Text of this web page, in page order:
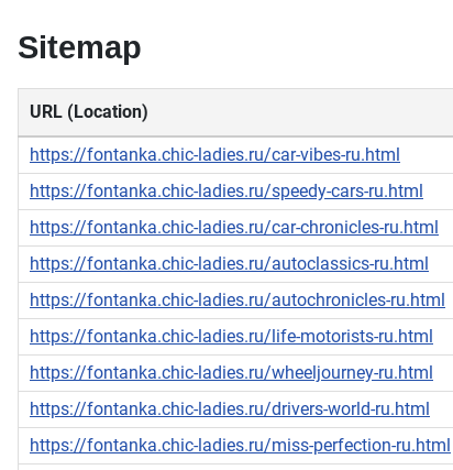
Sitemap
URL (Location)
https://fontanka.chic-ladies.ru/car-vibes-ru.html
https://fontanka.chic-ladies.ru/speedy-cars-ru.html
https://fontanka.chic-ladies.ru/car-chronicles-ru.html
https://fontanka.chic-ladies.ru/autoclassics-ru.html
https://fontanka.chic-ladies.ru/autochronicles-ru.html
https://fontanka.chic-ladies.ru/life-motorists-ru.html
https://fontanka.chic-ladies.ru/wheeljourney-ru.html
https://fontanka.chic-ladies.ru/drivers-world-ru.html
https://fontanka.chic-ladies.ru/miss-perfection-ru.html